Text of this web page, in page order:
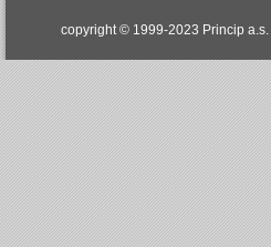
copyright © 1999-2023 Princip a.s.